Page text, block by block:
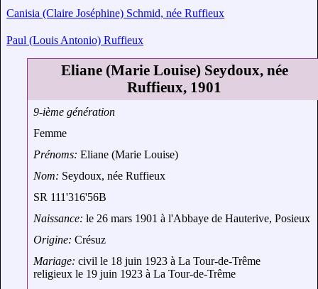
Canisia (Claire Joséphine) Schmid, née Ruffieux
Paul (Louis Antonio) Ruffieux
Eliane (Marie Louise) Seydoux, née
Ruffieux, 1901
9-ième génération
Femme
Prénoms:Eliane (Marie Louise)
Nom: Seydoux, née Ruffieux
SR 111'316'56B
Naissance:le 26 mars 1901 à l'Abbaye de Hauterive, Posieux
Origine:Crésuz
Mariage:civil le 18 juin 1923 à La Tour-de-Trême
religieux le 19 juin 1923 à La Tour-de-Trême